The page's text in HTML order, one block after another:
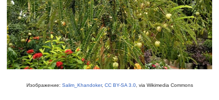
Изображение: Salim_Khandoker, CC BY-SA 3.0, via Wikimedia Commons